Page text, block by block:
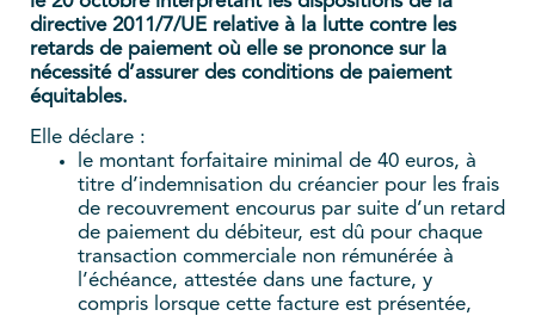
directive 2011/7/UE relative à la lutte contre les
retards de paiement où elle se prononce sur la
nécessité d’assurer des conditions de paiement
équitables.
Elle déclare :
le montant forfaitaire minimal de 40 euros, à
titre d’indemnisation du créancier pour les frais
de recouvrement encourus par suite d’un retard
de paiement du débiteur, est dû pour chaque
transaction commerciale non rémunérée à
l’échéance, attestée dans une facture, y
compris lorsque cette facture est présentée,